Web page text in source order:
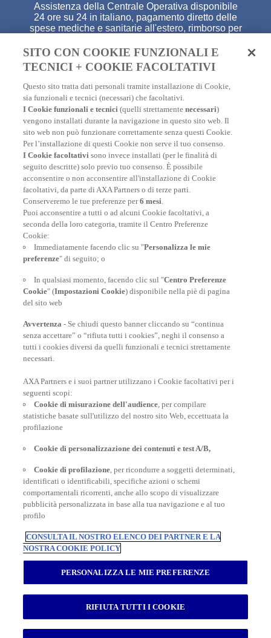
Assistenza della Centrale Operativa disponibile
24 ore su 24 in italiano, pagamento diretto delle
spese mediche e sanitarie all'estero, rimborso per
perdita del tuo bagaglio e assistenza legale
all'estero. E molto altro!
A PARTIRE DA 7,26€
I nostri numeri
7.957
39
13.263
POLIZZE VIAGGIO
INFORMAZIONI UTILI
Inter Partner Assistance S.A. Compagnia di Assicurazioni e Riassicurazioni
Tel.06/42118.1 Sede legale Bruxelles – 7, Boulevard du Régent – Capitale
sociale € 180.702.613,00 interamente versato – Gruppo AXA Partners N.
Iscrizione all’Albo Imprese di Assicurazioni e Riassicurazioni I.00014 -
Autorizzazione Ministeriale n. 19662 del 19.10.1993 Registro delle Imprese di
Roma RM – Numero REA 792129 - Part. I.V.A. 04673941003 - Cod. Fisc.
03420940151
SITO CON COOKIE FUNZIONALI E
TECNICI + COOKIE FACOLTATIVI
Questo sito tratta dati personali tramite installazione di Cookie,
sia funzionali e tecnici (necessari) che facoltativi.
I Cookie funzionali e tecnici (quelli strettamentenecessari)
vengono installati durante la navigazione in questo sito web. Il
sito web non può funzionare correttamente senza questi Cookie.
Per l’installazione di questi Cookie non serve il tuo consenso.
I Cookie facoltativi sono invece installati (per le finalità di
seguito descritte) solo previo tuo consenso. È possibile
acconsentire o non acconsentire all'installazione di Cookie
facoltativi, da parte di AXA Partners o di terze parti.
Conserveremo le tue preferenze per6 mesi.
Puoi acconsentire a tutti o ad alcuni Cookie facoltativi, a
seconda della loro categoria, tramite il Centro Preferenze
Cookie:
Immediatamente facendo clic su "Personalizza le mie
preferenze" di seguito; o
In qualsiasi momento, facendo clic sul "Centro Preferenze
Cookie" (Impostazioni Cookie) disponibile nella piè di pagina
del sito web
Avvertenza - Se chiudi questo banner cliccando su “continua
senza accettare” o “rifiuta tutti i cookies”, neghi il consenso a
tutti i cookies diversi da quelli funzionali e tecnici strettamente
necessari.
AXA Partners e i suoi partner utilizzano i Cookie facoltativi per i
seguenti scopi:
Cookie di misurazione dell'audience, per compilare
statistiche basate sull'utilizzo del nostro sito Web, eccettuata la
profilazione
Cookie di personalizzazione dei contenuti e test A/B,
Cookie di profilazione, per ricondurre a soggetti determinati,
identificati o identificabili, specifiche azioni o schemi
comportamentali ricorrenti, anche allo scopo di visualizzare
pubblicità personalizzata in base alla tua navigazione e al tuo
profilo
CONSULTA IL NOSTRO ELENCO DEI PARTNER E LA
NOSTRA COOKIE POLICY
PERSONALIZZA LE MIE PREFERENZE
RIFIUTA TUTTI I COOKIE